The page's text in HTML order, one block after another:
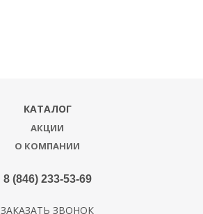
КАТАЛОГ
АКЦИИ
О КОМПАНИИ
8 (846) 233-53-69
ЗАКАЗАТЬ ЗВОНОК